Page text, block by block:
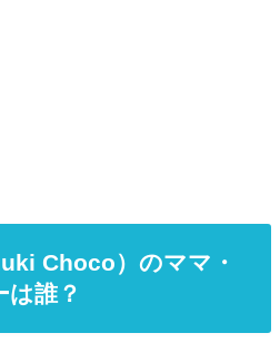
Choco）のママ・
は誰？